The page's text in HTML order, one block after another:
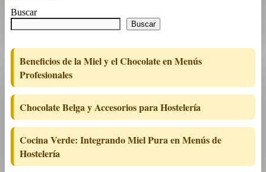
Buscar
Buscar
Beneficios de la Miel y el Chocolate en Menús
Profesionales
Chocolate Belga y Accesorios para Hostelería
Cocina Verde: Integrando Miel Pura en Menús de
Hostelería